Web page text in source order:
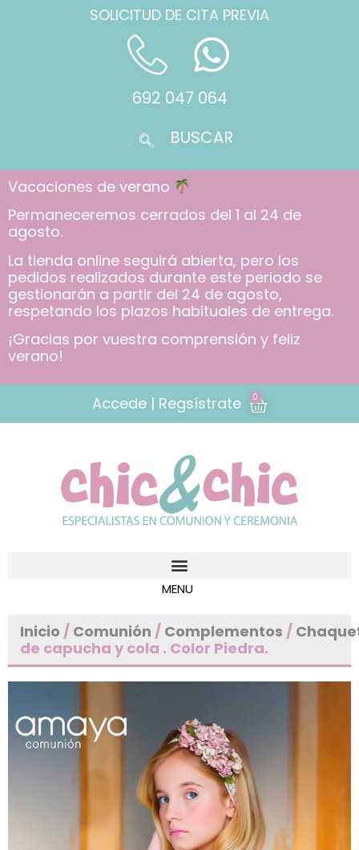
SOLICITUD DE CITA PREVIA
692 047 064
Vacaciones de verano
Permaneceremos cerrados del 1 al 24 de
agosto.
La tienda online seguirá abierta, pero los
pedidos realizados durante este periodo se
gestionarán a partir del 24 de agosto,
respetando los plazos habituales de entrega.
¡Gracias por vuestra comprensión y feliz
verano!
Accede | Regsístrate 0
Inicio / Comunión / Complementos /
de capucha y cola . Color Piedra.